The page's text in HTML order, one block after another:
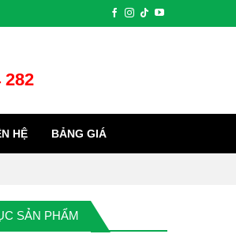
282
HỆ BẢNG GIÁ
SẢN PHẨM